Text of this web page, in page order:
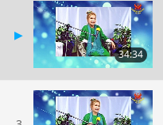
34:34